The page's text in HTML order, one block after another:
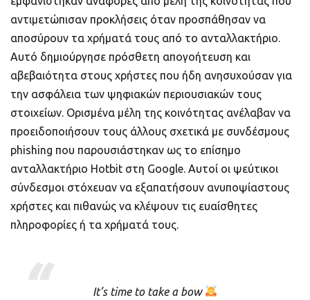
αντιμετώπισαν προκλήσεις όταν προσπάθησαν να
αποσύρουν τα χρήματά τους από το ανταλλακτήριο.
Αυτό δημιούργησε πρόσθετη απογοήτευση και
αβεβαιότητα στους χρήστες που ήδη ανησυχούσαν για
την ασφάλεια των ψηφιακών περιουσιακών τους
στοιχείων. Ορισμένα μέλη της κοινότητας ανέλαβαν να
προειδοποιήσουν τους άλλους σχετικά με συνδέσμους
phishing που παρουσιάστηκαν ως το επίσημο
ανταλλακτήριο Hotbit στη Google. Αυτοί οι ψεύτικοι
σύνδεσμοι στόχευαν να εξαπατήσουν ανυποψίαστους
χρήστες και πιθανώς να κλέψουν τις ευαίσθητες
πληροφορίες ή τα χρήματά τους.
It’s time to take a bow